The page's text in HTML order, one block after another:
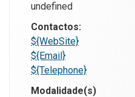
undefined
Contactos:
${WebSite}
${Email}
${Telephone}
Modalidade(s)